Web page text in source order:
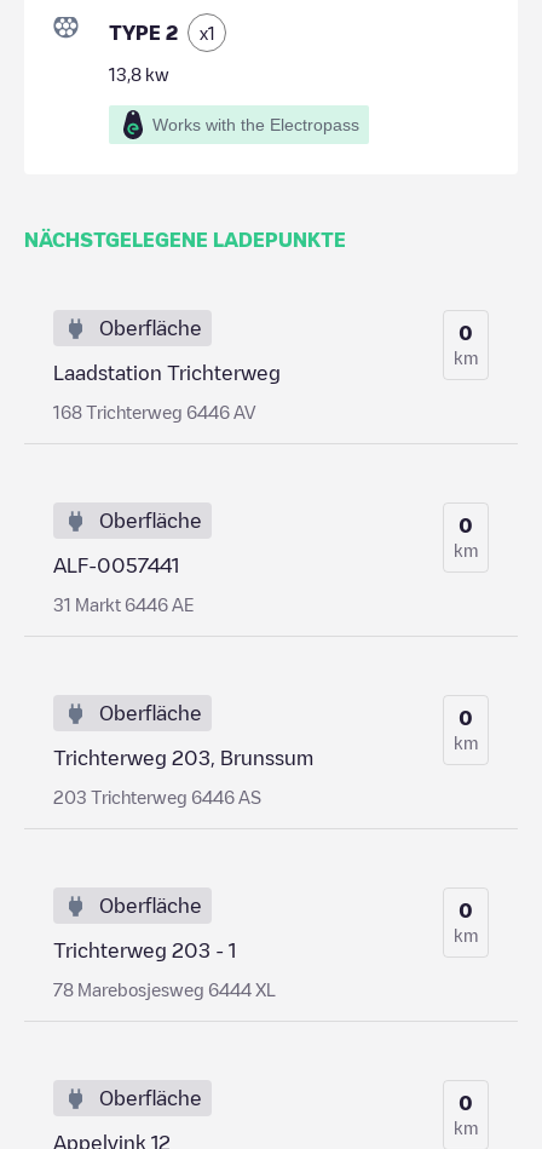
TYPE 2 x1
13,8 kw
Works with the Electropass
NÄCHSTGELEGENE LADEPUNKTE
Oberfläche
Laadstation Trichterweg
168 Trichterweg 6446 AV
0
km
Oberfläche
ALF-0057441
31 Markt 6446 AE
0
km
Oberfläche
Trichterweg 203, Brunssum
203 Trichterweg 6446 AS
0
km
Oberfläche
Trichterweg 203 - 1
78 Marebosjesweg 6444 XL
0
km
Oberfläche
Appelvink 12
0
km